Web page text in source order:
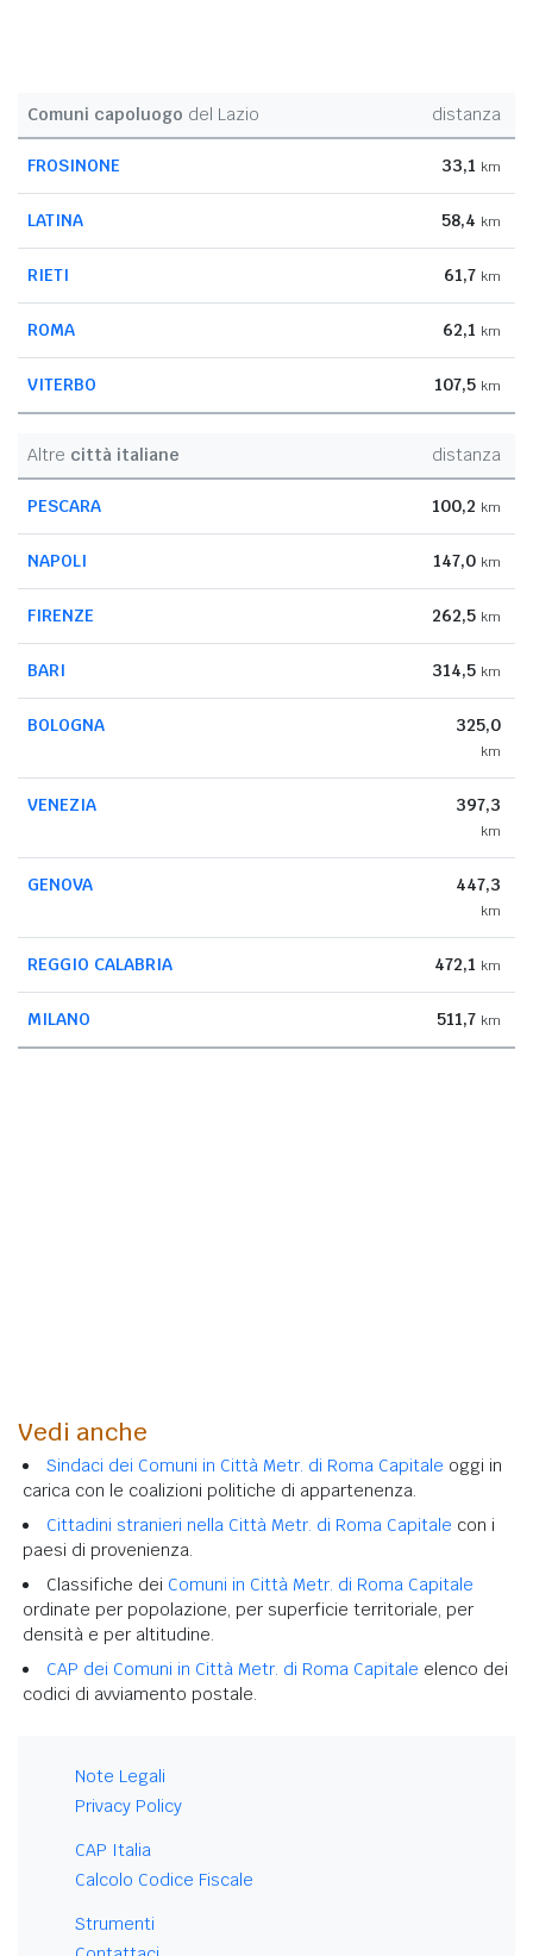
Comuni capoluogo del Lazio distanza
FROSINONE 33,1 km
LATINA 58,4 km
RIETI 61,7 km
ROMA 62,1 km
VITERBO 107,5 km
Altre città italiane distanza
PESCARA 100,2 km
NAPOLI 147,0 km
FIRENZE 262,5 km
BARI 314,5 km
BOLOGNA 325,0
km
VENEZIA 397,3
km
GENOVA 447,3
km
REGGIO CALABRIA 472,1 km
MILANO 511,7 km
Vedi anche
Sindaci dei Comuni in Città Metr. di Roma Capitale oggi in
carica con le coalizioni politiche di appartenenza.
Cittadini stranieri nella Città Metr. di Roma Capitale con i
paesi di provenienza.
Classifiche dei Comuni in Città Metr. di Roma Capitale
ordinate per popolazione, per superficie territoriale, per
densità e per altitudine.
CAP dei Comuni in Città Metr. di Roma Capitale elenco dei
codici di avviamento postale.
Note Legali
Privacy Policy
CAP Italia
Calcolo Codice Fiscale
Strumenti